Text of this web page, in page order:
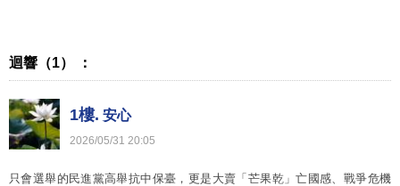
迴響（1） ：
1樓. 安心
2026/05/31 20:05
只會選舉的民進黨高舉抗中保臺，更是大賣「芒果乾」亡國感、戰爭危機